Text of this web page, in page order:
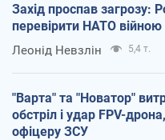
Захід проспав загрозу:
перевірити НАТО війною
Леонід Невзлін 5,4 т.
"Варта" та "Новатор"
обстріл і удар FPV-
офіцеру ЗСУ